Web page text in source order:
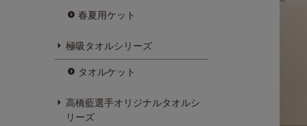
春夏用ケット
極吸タオルシリーズ
タオルケット
高橋藍選手オリジナルタオルシ
リーズ